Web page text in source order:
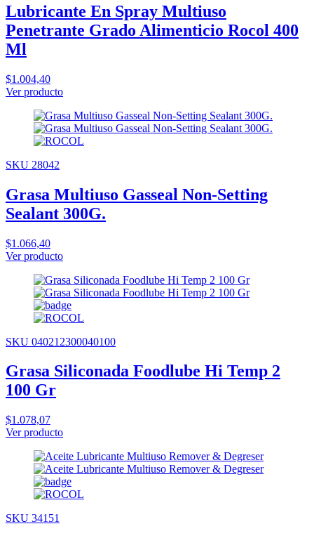
Lubricante En Spray Multiuso
Penetrante Grado Alimenticio Rocol 400
Ml
$1.004,40
Ver producto
SKU 28042
Grasa Multiuso Gasseal Non-Setting
Sealant 300G.
$1.066,40
Ver producto
SKU 040212300040100
Grasa Siliconada Foodlube Hi Temp 2
100 Gr
$1.078,07
Ver producto
SKU 34151